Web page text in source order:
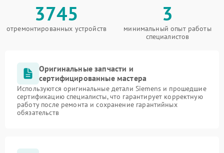
3745
отремонтированных устройств
3
минимальный опыт работы
специалистов
Оригинальные запчасти и
сертифицированные мастера
Используются оригинальные детали Siemens и прошедшие
сертификацию специалисты, что гарантирует корректную
работу после ремонта и сохранение гарантийных
обязательств